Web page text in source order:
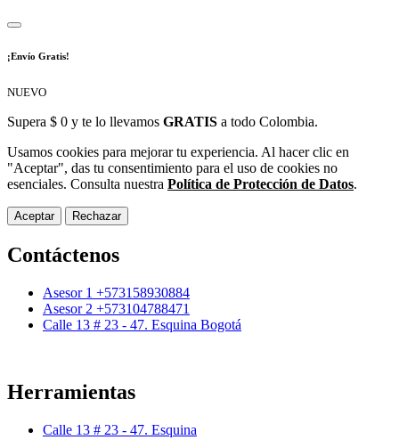
¡Envío Gratis!
NUEVO
Supera $ 0 y te lo llevamos GRATIS a todo Colombia.
Usamos cookies para mejorar tu experiencia. Al hacer clic en
"Aceptar", das tu consentimiento para el uso de cookies no
esenciales. Consulta nuestra Política de Protección de Datos.
Aceptar Rechazar
Contáctenos
Asesor 1 +573158930884
Asesor 2 +573104788471
Calle 13 # 23 - 47. Esquina Bogotá
Herramientas
Calle 13 # 23 - 47. Esquina